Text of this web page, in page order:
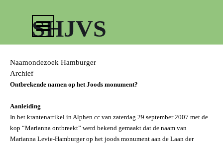
SHJVS
Naamondezoek Hamburger
Archief
Ontbrekende namen op het Joods monument?
Aanleiding
In het krantenartikel in Alphen.cc van zaterdag 29 september 2007 met de
kop “Marianna ontbreekt” werd bekend gemaakt dat de naam van
Marianna Levie-Hamburger op het joods monument aan de Laan der